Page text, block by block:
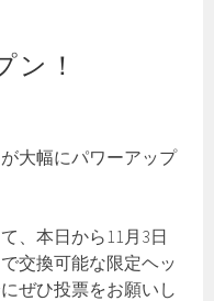
ン！
大幅にパワーアップ
、本日から11月3日
交換可能な限定ヘッ
ぜひ投票をお願いし